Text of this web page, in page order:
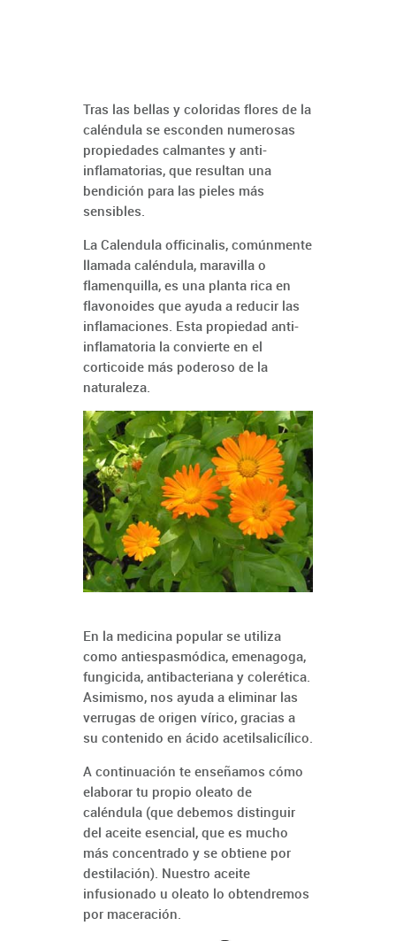
Tras las bellas y coloridas flores de la
caléndula se esconden numerosas
propiedades calmantes y anti-
inflamatorias, que resultan una
bendición para las pieles más
sensibles.
La Calendula officinalis, comúnmente
llamada caléndula, maravilla o
flamenquilla, es una planta rica en
flavonoides que ayuda a reducir las
inflamaciones. Esta propiedad anti-
inflamatoria la convierte en el
corticoide más poderoso de la
naturaleza.
En la medicina popular se utiliza
como antiespasmódica, emenagoga,
fungicida, antibacteriana y colerética.
Asimismo, nos ayuda a eliminar las
verrugas de origen vírico, gracias a
su contenido en ácido acetilsalicílico.
A continuación te enseñamos cómo
elaborar tu propio oleato de
caléndula (que debemos distinguir
del aceite esencial, que es mucho
más concentrado y se obtiene por
destilación). Nuestro aceite
infusionado u oleato lo obtendremos
por maceración.